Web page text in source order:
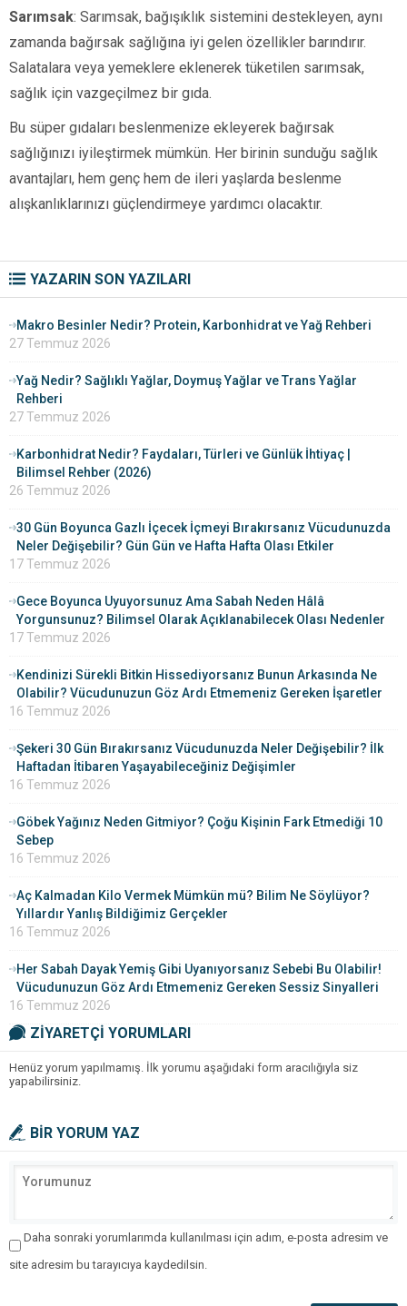
Sarımsak: Sarımsak, bağışıklık sistemini destekleyen, aynı
zamanda bağırsak sağlığına iyi gelen özellikler barındırır.
Salatalara veya yemeklere eklenerek tüketilen sarımsak,
sağlık için vazgeçilmez bir gıda.
Bu süper gıdaları beslenmenize ekleyerek bağırsak
sağlığınızı iyileştirmek mümkün. Her birinin sunduğu sağlık
avantajları, hem genç hem de ileri yaşlarda beslenme
alışkanlıklarınızı güçlendirmeye yardımcı olacaktır.
YAZARIN SON YAZILARI
Makro Besinler Nedir? Protein, Karbonhidrat ve Yağ Rehberi
27 Temmuz 2026
Yağ Nedir? Sağlıklı Yağlar, Doymuş Yağlar ve Trans Yağlar
Rehberi
27 Temmuz 2026
Karbonhidrat Nedir? Faydaları, Türleri ve Günlük İhtiyaç |
Bilimsel Rehber (2026)
26 Temmuz 2026
30 Gün Boyunca Gazlı İçecek İçmeyi Bırakırsanız Vücudunuzda
Neler Değişebilir? Gün Gün ve Hafta Hafta Olası Etkiler
17 Temmuz 2026
Gece Boyunca Uyuyorsunuz Ama Sabah Neden Hâlâ
Yorgunsunuz? Bilimsel Olarak Açıklanabilecek Olası Nedenler
17 Temmuz 2026
Kendinizi Sürekli Bitkin Hissediyorsanız Bunun Arkasında Ne
Olabilir? Vücudunuzun Göz Ardı Etmemeniz Gereken İşaretler
16 Temmuz 2026
Şekeri 30 Gün Bırakırsanız Vücudunuzda Neler Değişebilir? İlk
Haftadan İtibaren Yaşayabileceğiniz Değişimler
16 Temmuz 2026
Göbek Yağınız Neden Gitmiyor? Çoğu Kişinin Fark Etmediği 10
Sebep
16 Temmuz 2026
Aç Kalmadan Kilo Vermek Mümkün mü? Bilim Ne Söylüyor?
Yıllardır Yanlış Bildiğimiz Gerçekler
16 Temmuz 2026
Her Sabah Dayak Yemiş Gibi Uyanıyorsanız Sebebi Bu Olabilir!
Vücudunuzun Göz Ardı Etmemeniz Gereken Sessiz Sinyalleri
16 Temmuz 2026
ZİYARETÇİ YORUMLARI
Henüz yorum yapılmamış. İlk yorumu aşağıdaki form aracılığıyla siz
yapabilirsiniz.
BİR YORUM YAZ
Daha sonraki yorumlarımda kullanılması için adım, e-posta adresim ve
site adresim bu tarayıcıya kaydedilsin.